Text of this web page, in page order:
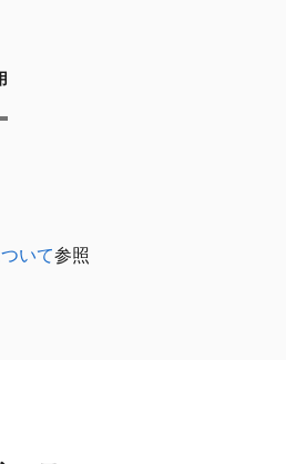
いて参照